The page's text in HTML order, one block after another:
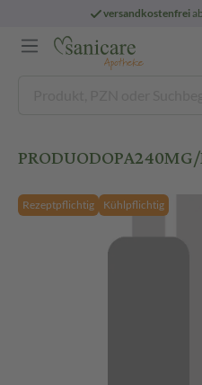
versandkostenfrei
Rezeptpflichtig Kühlpflichtig